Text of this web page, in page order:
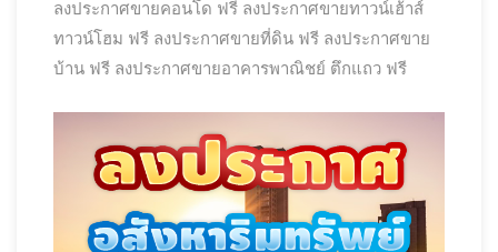
ลงประกาศขายคอนโด ฟรี ลงประกาศขายทาวน์เฮ้าส์
ทาวน์โฮม ฟรี ลงประกาศขายที่ดิน ฟรี ลงประกาศขาย
บ้าน ฟรี ลงประกาศขายอาคารพาณิชย์ ตึกแถว ฟรี